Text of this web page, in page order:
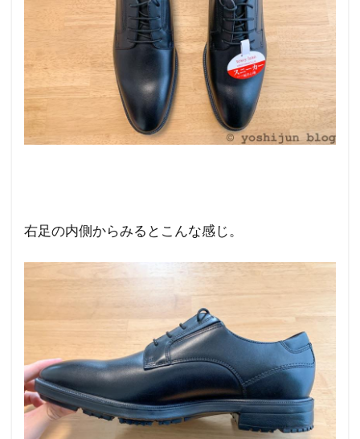
右足の内側からみるとこんな感じ。